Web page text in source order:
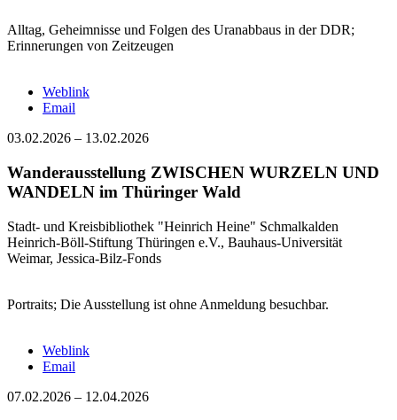
Alltag, Geheimnisse und Folgen des Uranabbaus in der DDR;
Erinnerungen von Zeitzeugen
Weblink
Email
03.02.2026 – 13.02.2026
Wanderausstellung ZWISCHEN WURZELN UND
WANDELN im Thüringer Wald
Stadt- und Kreisbibliothek "Heinrich Heine" Schmalkalden
Heinrich-Böll-Stiftung Thüringen e.V., Bauhaus-Universität
Weimar, Jessica-Bilz-Fonds
Portraits; Die Ausstellung ist ohne Anmeldung besuchbar.
Weblink
Email
07.02.2026 – 12.04.2026